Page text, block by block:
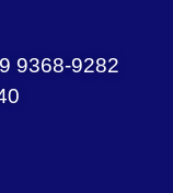
9368-9282